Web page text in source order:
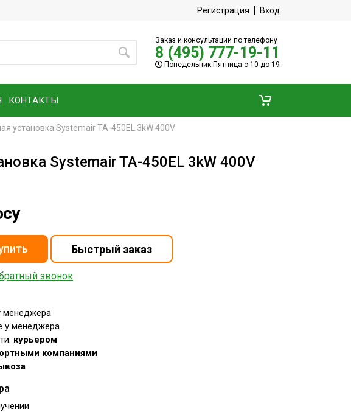
Регистрация Вход
Заказ и консультации по телефону
8 (495) 777-19-11
Понедельник-Пятница с 10 до 19
КОНТАКТЫ
установка Systemair TA-450EL 3kW 400V
Systemair TA-450EL 3kW 400V
звонок
менеджера
у менеджера
курьером
компаниями